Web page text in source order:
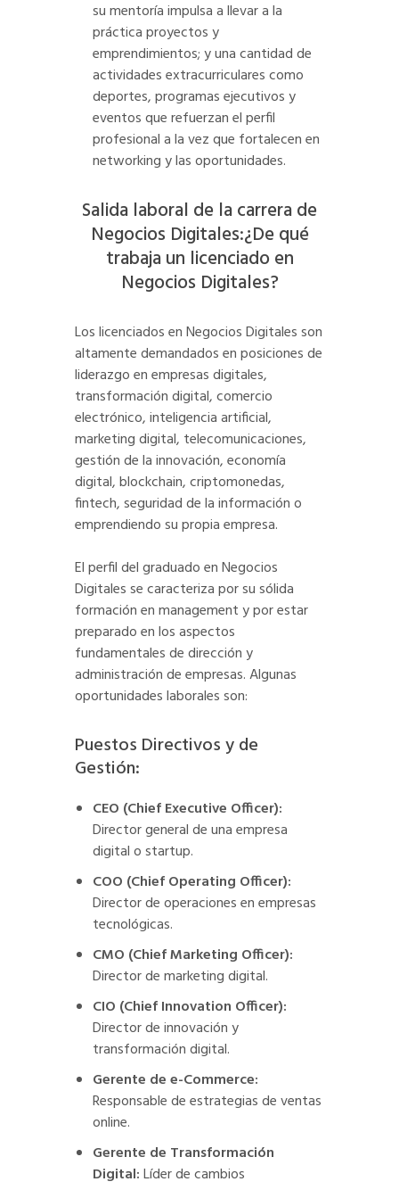
su mentoría impulsa a llevar a la
práctica proyectos y
emprendimientos; y una cantidad de
actividades extracurriculares como
deportes, programas ejecutivos y
eventos que refuerzan el perfil
profesional a la vez que fortalecen en
networking y las oportunidades.
Salida laboral de la carrera de
Negocios Digitales:¿De qué
trabaja un licenciado en
Negocios Digitales?
Los licenciados en Negocios Digitales son
altamente demandados en posiciones de
liderazgo en empresas digitales,
transformación digital, comercio
electrónico, inteligencia artificial,
marketing digital, telecomunicaciones,
gestión de la innovación, economía
digital, blockchain, criptomonedas,
fintech, seguridad de la información o
emprendiendo su propia empresa.
El perfil del graduado en Negocios
Digitales se caracteriza por su sólida
formación en management y por estar
preparado en los aspectos
fundamentales de dirección y
administración de empresas. Algunas
oportunidades laborales son:
Puestos Directivos y de
Gestión:
CEO (Chief Executive Officer):
Director general de una empresa
digital o startup.
COO (Chief Operating Officer):
Director de operaciones en empresas
tecnológicas.
CMO (Chief Marketing Officer):
Director de marketing digital.
CIO (Chief Innovation Officer):
Director de innovación y
transformación digital.
Gerente de e-Commerce:
Responsable de estrategias de ventas
online.
Gerente de Transformación
Digital:Líder de cambios